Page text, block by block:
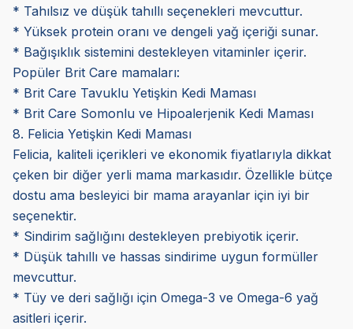
* Tahılsız ve düşük tahıllı seçenekleri mevcuttur.
* Yüksek protein oranı ve dengeli yağ içeriği sunar.
* Bağışıklık sistemini destekleyen vitaminler içerir.
Popüler Brit Care mamaları:
* Brit Care Tavuklu Yetişkin Kedi Maması
* Brit Care Somonlu ve Hipoalerjenik Kedi Maması
8. Felicia Yetişkin Kedi Maması
Felicia, kaliteli içerikleri ve ekonomik fiyatlarıyla dikkat
çeken bir diğer yerli mama markasıdır. Özellikle bütçe
dostu ama besleyici bir mama arayanlar için iyi bir
seçenektir.
* Sindirim sağlığını destekleyen prebiyotik içerir.
* Düşük tahıllı ve hassas sindirime uygun formüller
mevcuttur.
* Tüy ve deri sağlığı için Omega-3 ve Omega-6 yağ
asitleri içerir.